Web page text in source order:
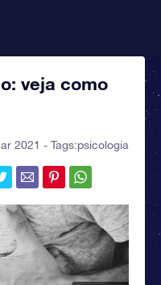
veja como
2021 - Tags:psicologia